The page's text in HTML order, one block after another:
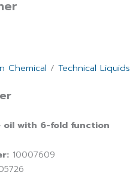
Chemical / Technical Liquids
oil with 6-fold function
10007609